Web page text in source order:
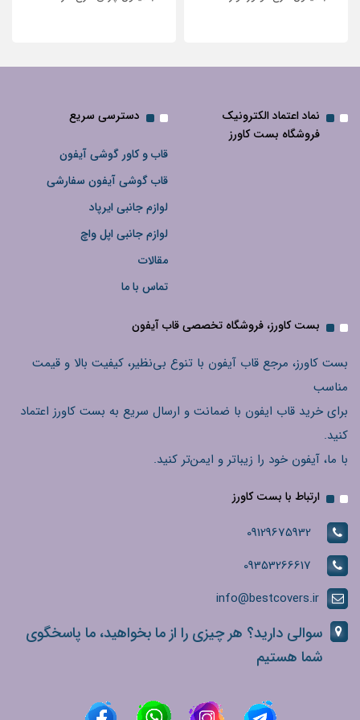
نماد اعتماد الکترونیک
فروشگاه بست کاورز
دسترسی سریع
قاب و کاور گوشی آیفون
قاب گوشی آیفون سفارشی
لوازم جانبی ایرپاد
لوازم جانبی اپل واچ
مقالات
تماس با ما
بست کاورز، فروشگاه تخصصی قاب آیفون
بست کاورز، مرجع قاب آیفون با تنوع بی‌نظیر، کیفیت بالا و قیمت
مناسب
برای خرید قاب ایفون با ضمانت و ارسال سریع به بست کاورز اعتماد
کنید.
با ما، آیفون خود را زیباتر و ایمن‌تر کنید.
ارتباط با بست کاورز
09129675932
09353266617
info@bestcovers.ir
سوالی دارید؟ هر چیزی را از ما بخواهید، ما پاسخگوی
شما هستیم